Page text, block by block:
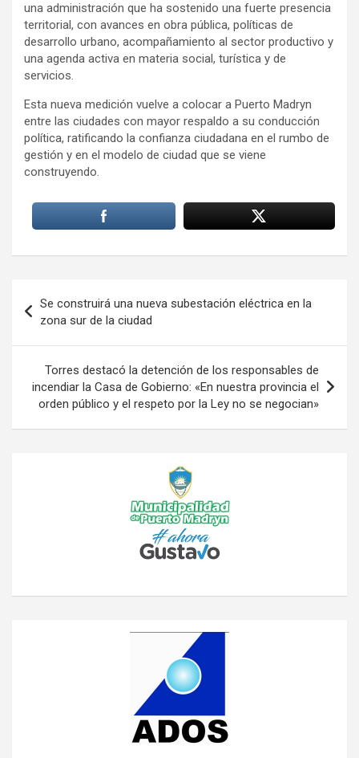
una administración que ha sostenido una fuerte presencia
territorial, con avances en obra pública, políticas de
desarrollo urbano, acompañamiento al sector productivo y
una agenda activa en materia social, turística y de
servicios.
Esta nueva medición vuelve a colocar a Puerto Madryn
entre las ciudades con mayor respaldo a su conducción
política, ratificando la confianza ciudadana en el rumbo de
gestión y en el modelo de ciudad que se viene
construyendo.
de
entradas
Se construirá una nueva subestación eléctrica en la
zona sur de la ciudad
Torres destacó la detención de los responsables de
incendiar la Casa de Gobierno: «En nuestra provincia el
orden público y el respeto por la Ley no se negocian»